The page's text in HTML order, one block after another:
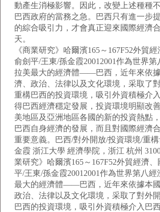
動產生消極影響。因此，改變上述種種
巴西政府的當務之急。巴西只有進一步
的綜合吸引力，才會真正迎來國際經濟
天。
《商業研究》哈爾濱165～167F52外貿
俞劍平/王東/孫金霞20012001作為世界第
拉美最大的經濟體——巴西，近年來依
濟、政治、法律以及文化環境，采取了
重構巴西的投資環境，吸引外資積極介
得巴西經濟穩定發展，投資環境明顯改
美地區及亞洲地區各國的新的投資熱點
巴西自身經濟的發展，而且對國際經濟
重要意義。巴西/對外開放/投資環境/重
金霞 浙江大學 經濟學院，浙江 杭州
業研究》哈爾濱165～167F52外貿經濟、
平/王東/孫金霞20012001作為世界第八
最大的經濟體——巴西，近年來依據本國
政治、法律以及文化環境，采取了對外
巴西的投資環境，吸引外資積極介入巴